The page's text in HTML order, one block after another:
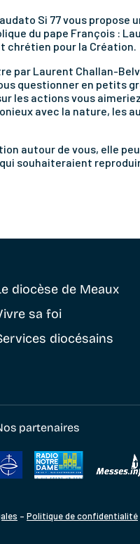
Si 77 vous propose
du pape François :
chrétien pour la Création.
par Laurent Challan-
questionner en petits
les actions vous
avec la nature, les
autour de vous, elle
souhaiteraient
diocèse de Meaux
sa foi
diocésains
partenaires
– Politique de confidentialité